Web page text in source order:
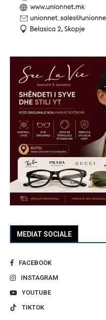
MEDIAT SOCIALE
FACEBOOK
INSTAGRAM
YOUTUBE
TIKTOK